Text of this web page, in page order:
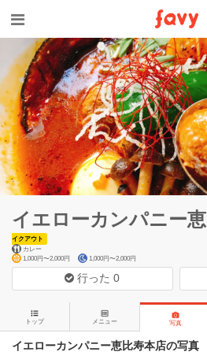
イエローカンパニー
イクアウト
カレー
1,000円〜2,000円
1,000円〜2,000円
行った0
トップ メニュー 写真
イエローカンパニー恵比寿本店の写真